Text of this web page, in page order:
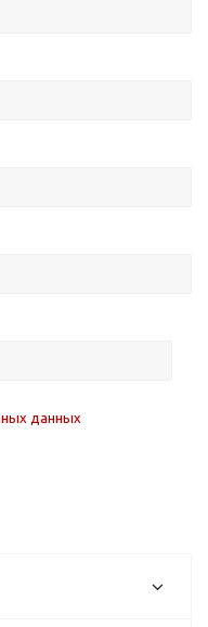
данных